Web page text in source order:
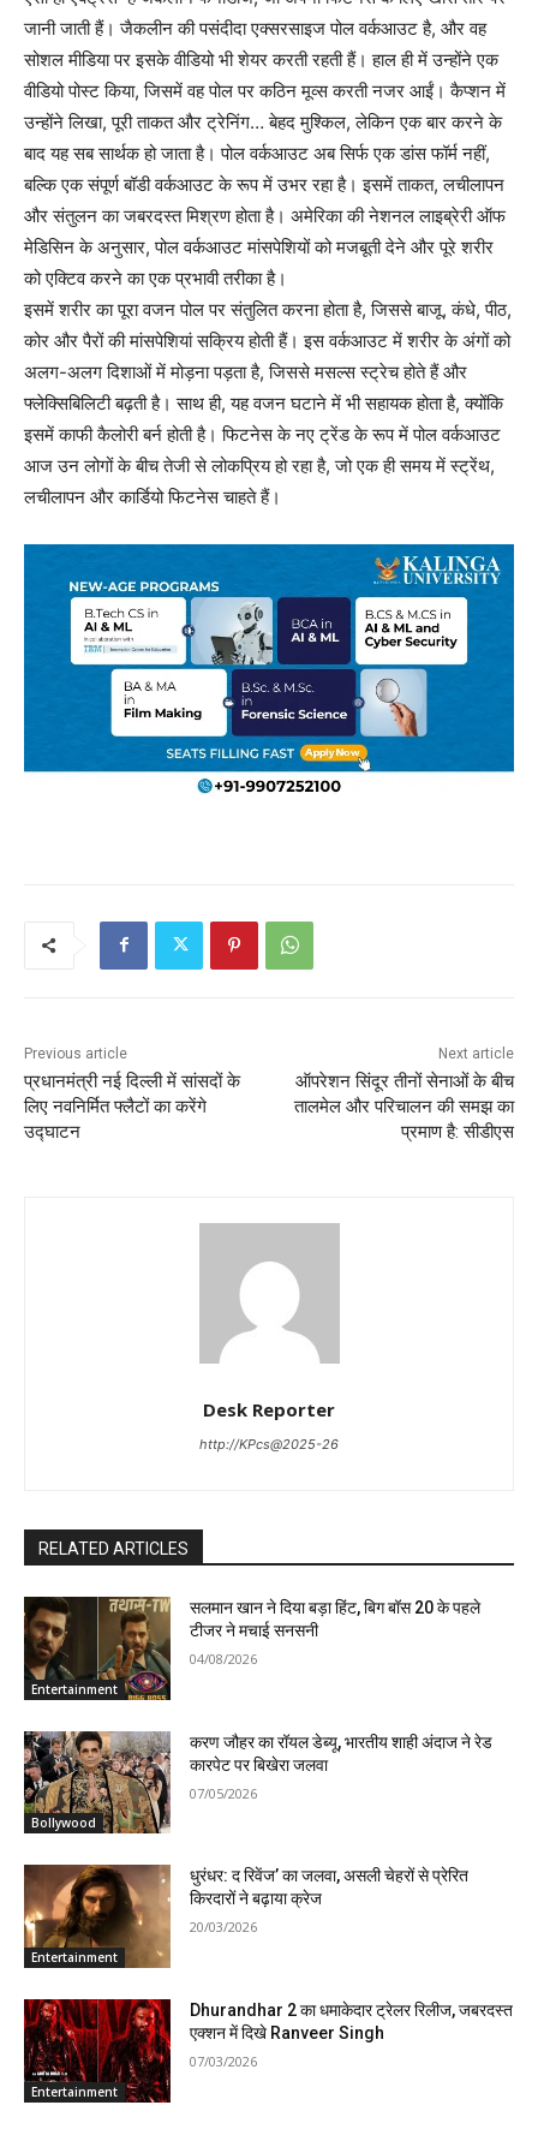
जानी जाती हैं। जैकलीन की पसंदीदा एक्सरसाइज पोल वर्कआउट है, और वह
सोशल मीडिया पर इसके वीडियो भी शेयर करती रहती हैं। हाल ही में उन्होंने एक
वीडियो पोस्ट किया, जिसमें वह पोल पर कठिन मूव्स करती नजर आईं। कैप्शन में
उन्होंने लिखा, पूरी ताकत और ट्रेनिंग… बेहद मुश्किल, लेकिन एक बार करने के
बाद यह सब सार्थक हो जाता है। पोल वर्कआउट अब सिर्फ एक डांस फॉर्म नहीं,
बल्कि एक संपूर्ण बॉडी वर्कआउट के रूप में उभर रहा है। इसमें ताकत, लचीलापन
और संतुलन का जबरदस्त मिश्रण होता है। अमेरिका की नेशनल लाइब्रेरी ऑफ
मेडिसिन के अनुसार, पोल वर्कआउट मांसपेशियों को मजबूती देने और पूरे शरीर
को एक्टिव करने का एक प्रभावी तरीका है।
इसमें शरीर का पूरा वजन पोल पर संतुलित करना होता है, जिससे बाजू, कंधे, पीठ,
कोर और पैरों की मांसपेशियां सक्रिय होती हैं। इस वर्कआउट में शरीर के अंगों को
अलग-अलग दिशाओं में मोड़ना पड़ता है, जिससे मसल्स स्ट्रेच होते हैं और
फ्लेक्सिबिलिटी बढ़ती है। साथ ही, यह वजन घटाने में भी सहायक होता है, क्योंकि
इसमें काफी कैलोरी बर्न होती है। फिटनेस के नए ट्रेंड के रूप में पोल वर्कआउट
आज उन लोगों के बीच तेजी से लोकप्रिय हो रहा है, जो एक ही समय में स्ट्रेंथ,
लचीलापन और कार्डियो फिटनेस चाहते हैं।
Previous article
प्रधानमंत्री नई दिल्ली में सांसदों के
लिए नवनिर्मित फ्लैटों का करेंगे
उद्घाटन
Next article
ऑपरेशन सिंदूर तीनों सेनाओं के बीच
तालमेल और परिचालन की समझ का
प्रमाण है: सीडीएस
Desk Reporter
http://KPcs@2025-26
RELATED ARTICLES
Entertainment
सलमान खान ने दिया बड़ा हिंट, बिग बॉस 20 के पहले
टीजर ने मचाई सनसनी
04/08/2026
Bollywood
करण जौहर का रॉयल डेब्यू, भारतीय शाही अंदाज ने रेड
कारपेट पर बिखेरा जलवा
07/05/2026
Entertainment
धुरंधर: द रिवेंज’ का जलवा, असली चेहरों से प्रेरित
किरदारों ने बढ़ाया क्रेज
20/03/2026
Entertainment
Dhurandhar 2 का धमाकेदार ट्रेलर रिलीज, जबरदस्त
एक्शन में दिखे Ranveer Singh
07/03/2026